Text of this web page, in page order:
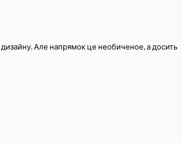
Але напрямок це необиченое, а досить